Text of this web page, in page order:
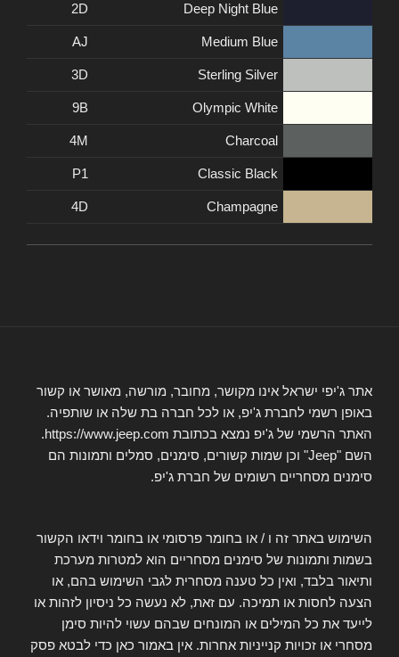
Deep Night Blue
2D
Medium Blue
AJ
Sterling Silver
3D
Olympic White
9B
Charcoal
4M
Classic Black
P1
Champagne
4D
אתר ג'יפי ישראל אינו מקושר, מחובר, מורשה, מאושר או קשור
באופן רשמי לחברת ג'יפ, או לכל חברה בת שלה או שותפיה.
האתר הרשמי של ג'יפ נמצא בכתובת https://www.jeep.com.
השם "Jeep" וכן שמות קשורים, סימנים, סמלים ותמונות הם
סימנים מסחריים רשומים של חברת ג'יפ.
השימוש באתר זה ו / או בחומר פרסומי או בחומר וידאו הקשור
בשמות ותמונות של סימנים מסחריים הוא למטרות מערכת
ותיאור בלבד, ואין כל טענה מסחרית לגבי השימוש בהם, או
הצעה לחסות או תמיכה. עם זאת, לא נעשה כל ניסיון לזהות או
לייעד את כל המילים או המונחים שבהם עשוי להיות סימן
מסחרי או זכויות קנייניות אחרות. אין באמור כאן כדי לבטא פסק